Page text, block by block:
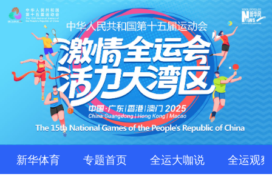
新华体育 专题首页 全运大咖说 全运观察